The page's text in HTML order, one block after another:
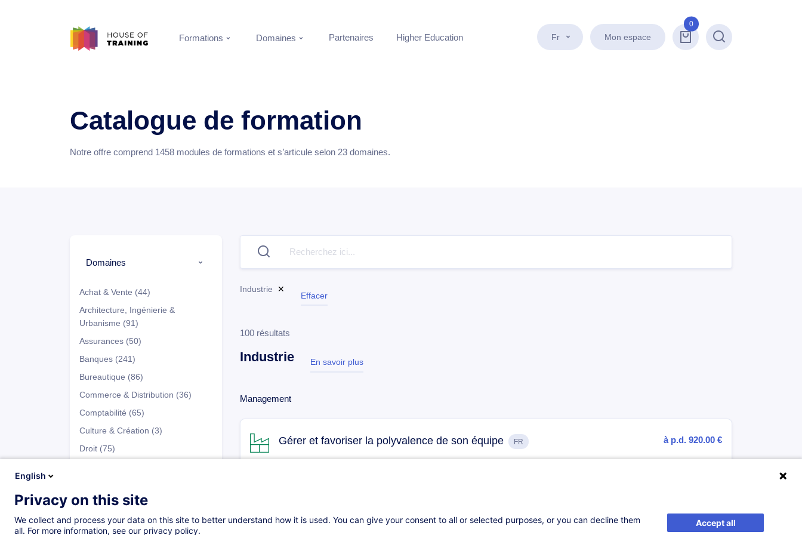
Fr Mon espace
0
Recherche
Formations Domaines Partenaires Higher Education
Catalogue de formation
Notre offre comprend 1458 modules de formations et s’articule selon 23 domaines.
Domaines
Achat & Vente (44)
Architecture, Ingénierie &
Urbanisme (91)
Assurances (50)
Banques (241)
Bureautique (86)
Commerce & Distribution (36)
Comptabilité (65)
Culture & Création (3)
Droit (75)
d’Entreprise (66)
Programmes
Industrie ✕
Effacer
100 résultats
Industrie En savoir plus
test
Management
Gérer et favoriser la polyvalence de son équipe FR à p.d. 920.00 €
à p.d. 750.00 €
English
Privacy on this site
We collect and process your data on this site to better understand how it is used. You can give your consent to all or selected purposes, or you can decline them
all. For more information, see our privacy policy.
Accept all